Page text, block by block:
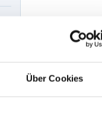
Über Cookies